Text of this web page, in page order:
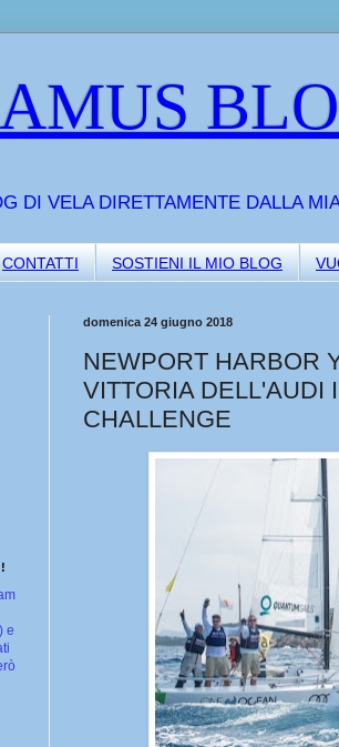
DI VELA DIRETTAMENTE DALLA
CONTATTI SOSTIENI IL MIO BLOG
domenica 24 giugno 2018
NEWPORT HARBOR
VITTORIA DELL'AUDI
CHALLENGE
e